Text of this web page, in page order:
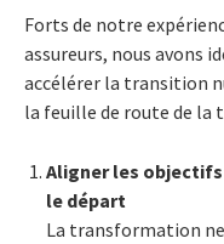
Forts de notre
assureurs, nous avons
accélérer la transition
la feuille de route de
Aligner les
le départ
La transformation